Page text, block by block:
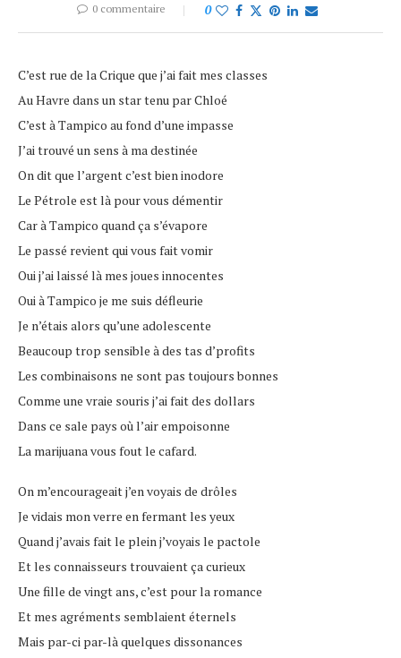
0 commentaire 0
C’est rue de la Crique que j’ai fait mes classes
Au Havre dans un star tenu par Chloé
C’est à Tampico au fond d’une impasse
J’ai trouvé un sens à ma destinée
On dit que l’argent c’est bien inodore
Le Pétrole est là pour vous démentir
Car à Tampico quand ça s’évapore
Le passé revient qui vous fait vomir
Oui j’ai laissé là mes joues innocentes
Oui à Tampico je me suis défleurie
Je n’étais alors qu’une adolescente
Beaucoup trop sensible à des tas d’profits
Les combinaisons ne sont pas toujours bonnes
Comme une vraie souris j’ai fait des dollars
Dans ce sale pays où l’air empoisonne
La marijuana vous fout le cafard.
On m’encourageait j’en voyais de drôles
Je vidais mon verre en fermant les yeux
Quand j’avais fait le plein j’voyais le pactole
Et les connaisseurs trouvaient ça curieux
Une fille de vingt ans, c’est pour la romance
Et mes agréments semblaient éternels
Mais par-ci par-là quelques dissonances